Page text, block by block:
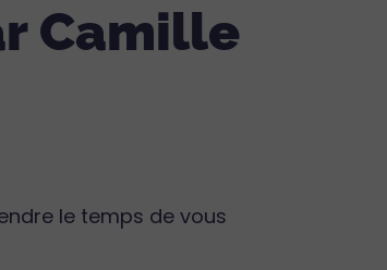
Camille
le temps de vous